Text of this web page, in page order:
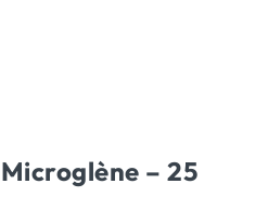
Microglène – 25